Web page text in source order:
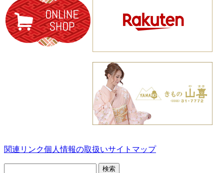
関連リンク個人情報の取扱いサイトマップ